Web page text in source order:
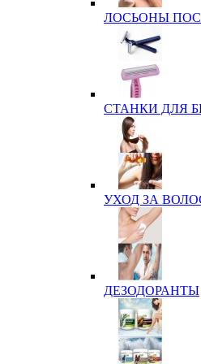
ЛОСЬОНЫ
СТАНКИ ДЛЯ
УХОД ЗА
ДЕЗОДОРАНТЫ